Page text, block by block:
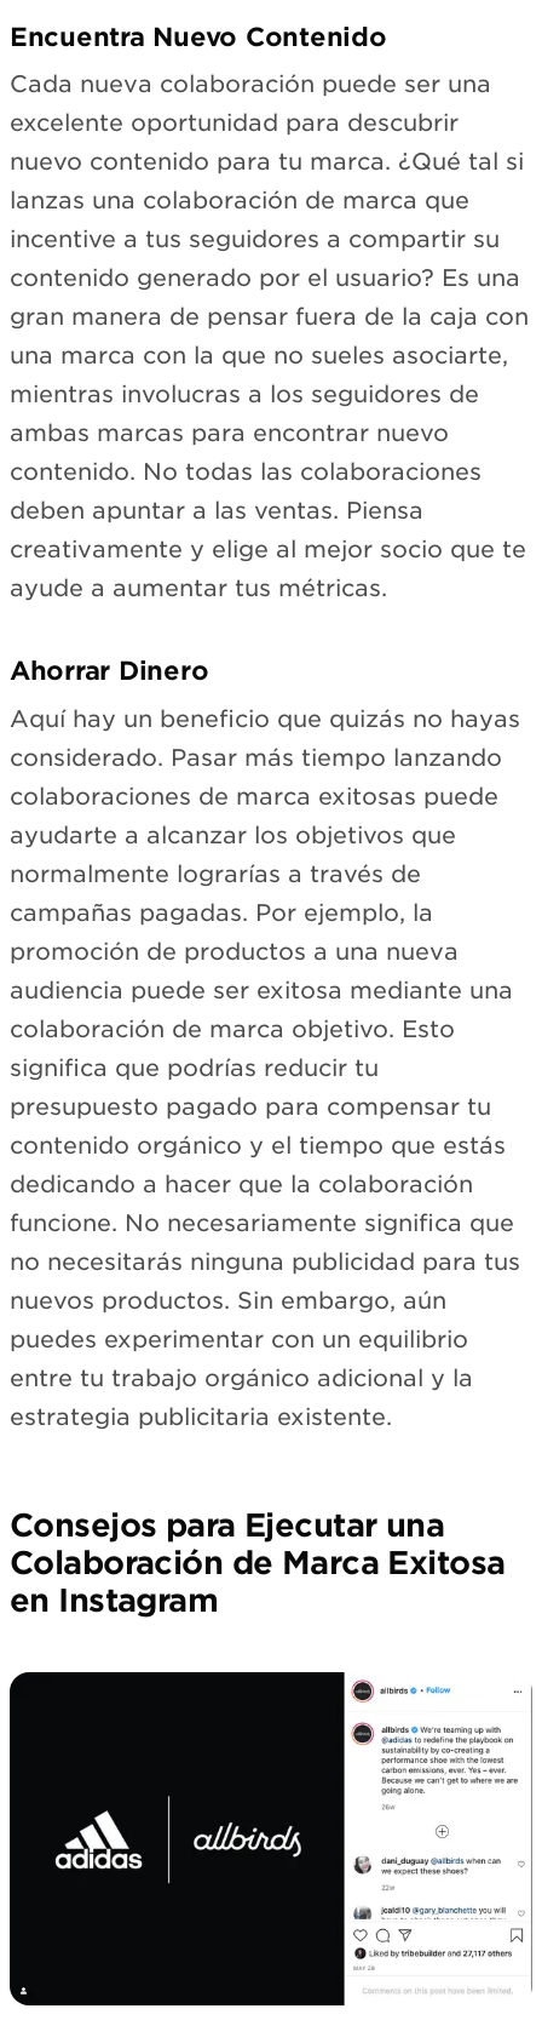
Encuentra Nuevo Contenido
Cada nueva colaboración puede ser una
excelente oportunidad para descubrir
nuevo contenido para tu marca. ¿Qué tal si
lanzas una colaboración de marca que
incentive a tus seguidores a compartir su
contenido generado por el usuario? Es una
gran manera de pensar fuera de la caja con
una marca con la que no sueles asociarte,
mientras involucras a los seguidores de
ambas marcas para encontrar nuevo
contenido. No todas las colaboraciones
deben apuntar a las ventas. Piensa
creativamente y elige al mejor socio que te
ayude a aumentar tus métricas.
Ahorrar Dinero
Aquí hay un beneficio que quizás no hayas
considerado. Pasar más tiempo lanzando
colaboraciones de marca exitosas puede
ayudarte a alcanzar los objetivos que
normalmente lograrías a través de
campañas pagadas. Por ejemplo, la
promoción de productos a una nueva
audiencia puede ser exitosa mediante una
colaboración de marca objetivo. Esto
significa que podrías reducir tu
presupuesto pagado para compensar tu
contenido orgánico y el tiempo que estás
dedicando a hacer que la colaboración
funcione. No necesariamente significa que
no necesitarás ninguna publicidad para tus
nuevos productos. Sin embargo, aún
puedes experimentar con un equilibrio
entre tu trabajo orgánico adicional y la
estrategia publicitaria existente.
Consejos para Ejecutar una
Colaboración de Marca Exitosa
en Instagram